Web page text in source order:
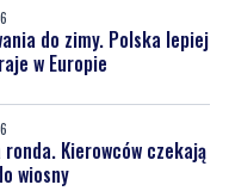
do zimy. Polska lepiej
w Europie
ronda. Kierowców czekają
wiosny